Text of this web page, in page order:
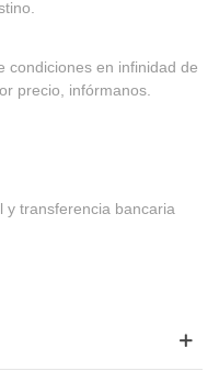
condiciones en infinidad de
precio, infórmanos.
y transferencia bancaria